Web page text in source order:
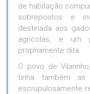
de habitação
sobrepostos e
destinada aos
agrícolas, e um
propriamente dita.
O povo de
tinha também
escrupulosamente